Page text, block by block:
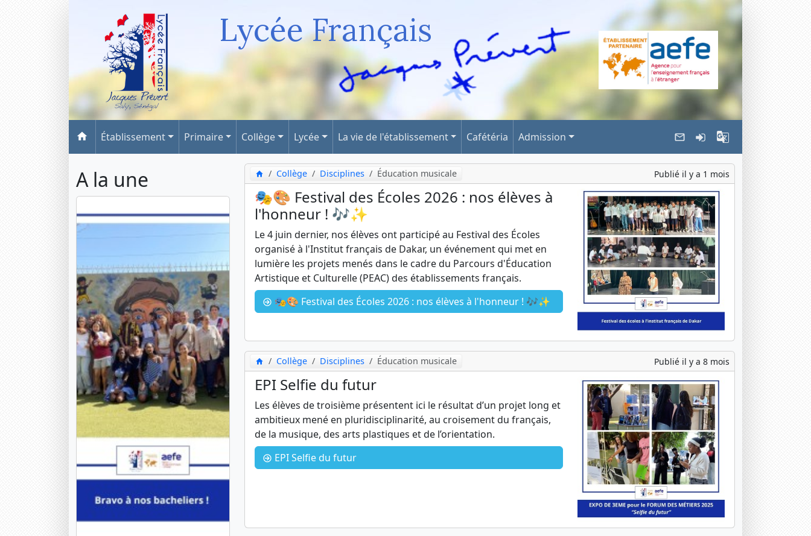
Lycée Français
Établissement Primaire Collège Lycée La vie de l'établissement Cafétéria Admission
A la une Collège Disciplines Éducation musicale Publié il y a 1 mois
🎭🎨 Festival des Écoles 2026 : nos élèves à
l'honneur ! 🎶✨
Le 4 juin dernier, nos élèves ont participé au Festival des Écoles
organisé à l'Institut français de Dakar, un événement qui met en
lumière les projets menés dans le cadre du Parcours d'Éducation
Artistique et Culturelle (PEAC) des établissements français.
🎭🎨 Festival des Écoles 2026 : nos élèves à l'honneur ! 🎶✨
Collège Disciplines Éducation musicale Publié il y a 8 mois
EPI Selfie du futur
Les élèves de troisième présentent ici le résultat d’un projet long et
ambitieux mené en pluridisciplinarité, au croisement du français,
de la musique, des arts plastiques et de l’orientation.
EPI Selfie du futur